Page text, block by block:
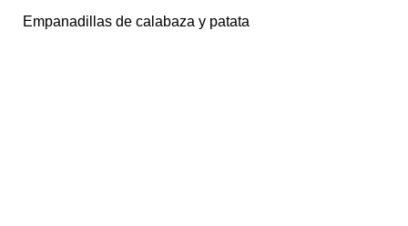
Empanadillas de calabaza y patata